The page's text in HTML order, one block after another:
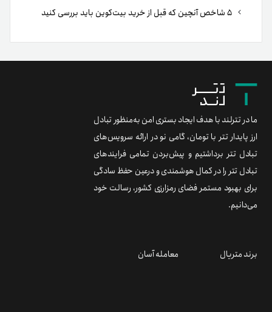
ما در تترلند با هدف ایجاد بستری امن به‌منظور تبادل
ارز پایدار تتر با تومان، گامی نو در ارائه سرویس‌های
تبادل تتر برداشتیم و پیش‌بردن تمامی فرایندهای
تبادل تتر را در کمال هوشمندی و درعین حفظ سادگی
برای بهبود مستمر فضای رمزارزی کشور، رسالت خود
می‌دانیم.
برند متریال معامله آسان